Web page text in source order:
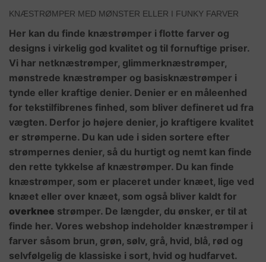
KNÆSTRØMPER MED MØNSTER ELLER I FUNKY FARVER
Her kan du finde knæstrømper i flotte farver og
designs i virkelig god kvalitet og til fornuftige priser.
Vi har netknæstrømper, glimmerknæstrømper,
mønstrede knæstrømper og basisknæstrømper i
tynde eller kraftige denier. Denier er en måleenhed
for tekstilfibrenes finhed, som bliver defineret ud fra
vægten. Derfor jo højere denier, jo kraftigere kvalitet
er strømperne. Du kan ude i siden sortere efter
strømpernes denier, så du hurtigt og nemt kan finde
den rette tykkelse af knæstrømper. Du kan finde
knæstrømper, som er placeret under knæet, lige ved
knæet eller over knæet, som også bliver kaldt for
overknee strømper. De længder, du ønsker, er til at
finde her. Vores webshop indeholder knæstrømper i
farver såsom brun, grøn, sølv, grå, hvid, blå, rød og
selvfølgelig de klassiske i sort, hvid og hudfarvet.